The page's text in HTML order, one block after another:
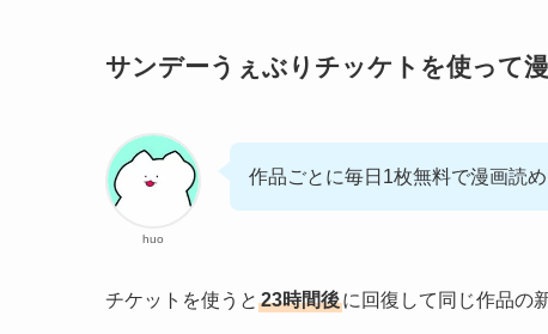
サンデーうぇぶりチッケトを使って
huo
作品ごとに毎日1枚無料で漫画読
チケットを使うと 23時間後に回復して同じ作品の